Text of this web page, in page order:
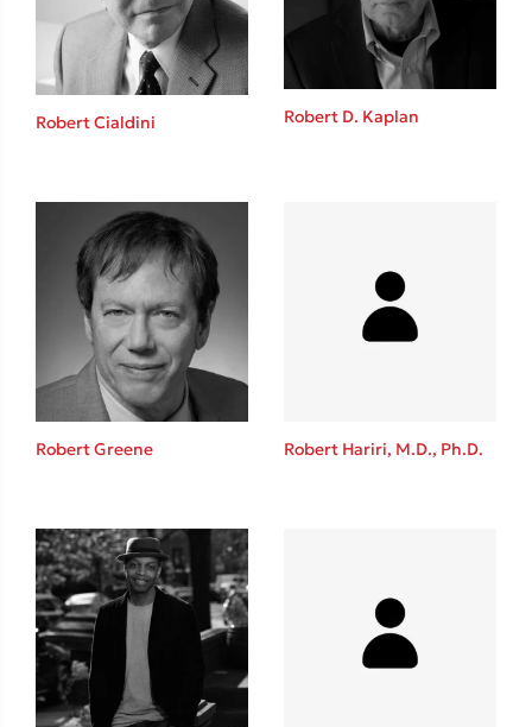
Το λιμάνι μου είσαι εσύ
Ιωάννης Γλωσσόπουλος
Δανάη Δεληγεώργη
Πάνω, κάτω, μπροστά, πίσω
Robert Cialdini Robert D. Kaplan
Robert Greene Robert Hariri, M.D., Ph.D.